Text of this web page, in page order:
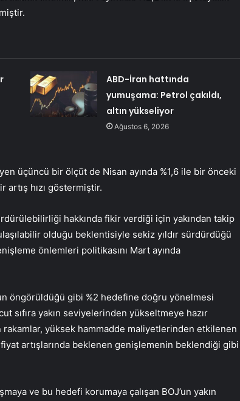
ABD-İran hattında
yumuşama: Petrol çakıldı,
altın yükseliyor
Ağustos 6, 2026
üçüncü bir ölçüt de Nisan ayında %1,6 ile bir önceki
artış hızı göstermiştir.
hakkında fikir verdiği için yakından takip
olduğu beklentisiyle sekiz yıldır sürdürdüğü
önlemleri politikasını Mart ayında
öngörüldüğü gibi %2 hedefine doğru yönelmesi
sıfıra yakın seviyelerinden yükseltmeye hazır
yüksek hammadde maliyetlerinden etkilenen
artışlarında beklenen genişlemenin beklendiği gibi
ve bu hedefi korumaya çalışan BOJ’un yakın